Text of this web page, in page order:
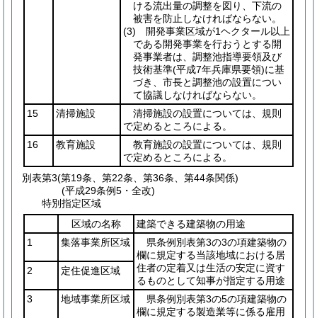
ける流出量の調整を図り、下流の
被害を防止しなければならない。
(3) 開発事業区域が1ヘクタール以上
である開発事業を行おうとする開
発事業者は、調整池指導要領及び
技術基準(平成7年兵庫県要領)に基
づき、市長と調整池の設置につい
て協議しなければならない。
15
清掃施設
清掃施設の設置については、規則
で定めるところによる。
16
教育施設
教育施設の設置については、規則
で定めるところによる。
別表第3(第19条、第22条、第36条、第44条関係)
(平成29条例5・全改)
特別指定区域
区域の名称
建築できる建築物の用途
1
集落事業所区域
県条例別表第3の3の項建築物の
欄に規定する当該地域における居
住者の定着又は生活の安定に資す
るものとして知事が指定する用途
2 定住促進区域
3 地域事業所区域
県条例別表第3の5の項建築物の
欄に規定する製造業等に係る雇用